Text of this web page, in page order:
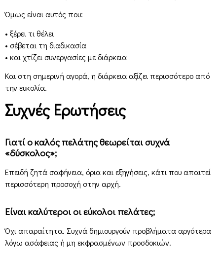
Όμως είναι αυτός που:
• ξέρει τι θέλει
• σέβεται τη διαδικασία
• και χτίζει συνεργασίες με διάρκεια
Και στη σημερινή αγορά, η διάρκεια αξίζει περισσότερο από
την ευκολία.
Συχνές Ερωτήσεις
Γιατί ο καλός πελάτης θεωρείται συχνά
«δύσκολος»;
Επειδή ζητά σαφήνεια, όρια και εξηγήσεις, κάτι που απαιτεί
περισσότερη προσοχή στην αρχή.
Είναι καλύτεροι οι εύκολοι πελάτες;
Όχι απαραίτητα. Συχνά δημιουργούν προβλήματα αργότερα
λόγω ασάφειας ή μη εκφρασμένων προσδοκιών.